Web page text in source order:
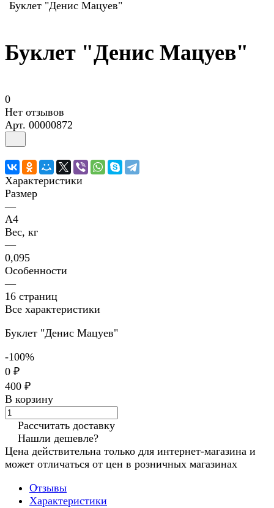
Буклет "Денис Мацуев"
Буклет "Денис Мацуев"
0
Нет отзывов
Арт. 00000872
Характеристики
Размер
—
А4
Вес, кг
—
0,095
Особенности
—
16 страниц
Все характеристики
Буклет "Денис Мацуев"
-100%
0 ₽
400 ₽
В корзину
Рассчитать доставку
Нашли дешевле?
Цена действительна только для интернет-магазина и
может отличаться от цен в розничных магазинах
Отзывы
Характеристики